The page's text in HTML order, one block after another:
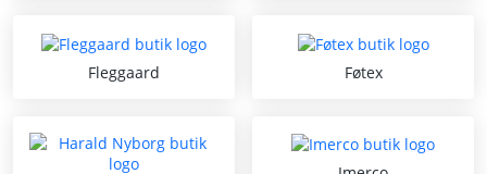
Fleggaard Føtex